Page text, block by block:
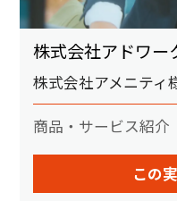
株式会社アドワー
株式会社アメニティ
商品・サービス紹介
この